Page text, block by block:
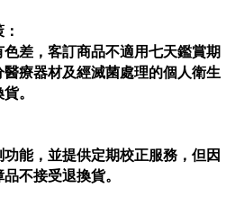
差，客訂商品不適用七天鑑賞期
療器材及經滅菌處理的個人衛生
。
能，並提供定期校正服務，但因
不接受退換貨。